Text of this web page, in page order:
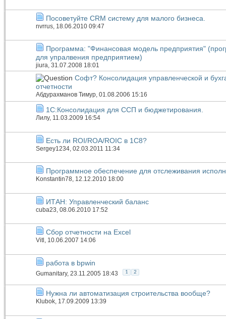
Посоветуйте CRM систему для малого бизнеса.
nvrrus, 18.06.2010 09:47
Программа: "Финансовая модель предприятия"
для упралвения предприятием)
jiura, 31.07.2008 18:01
Софт? Консолидация управленческой и
отчетности
Абдурахманов Тимур , 01.08.2006 15:16
1С:Консолидация для ССП и бюджетирования.
Лилу, 11.03.2009 16:54
Есть ли ROI/ROA/ROIC в 1С8?
Sergey1234 , 02.03.2011 11:34
Программное обеспечение для отслеживания
Konstantin78, 12.12.2010 18:00
ИТАН: Управленческий баланс
cuba23 , 08.06.2010 17:52
Сбор отчетности на Excel
Vitl , 10.06.2007 14:06
работа в bpwin
Gumanitary, 23.11.2005 18:43 1 2
Нужна ли автоматизация строительства вообще?
Klubok, 17.09.2009 13:39